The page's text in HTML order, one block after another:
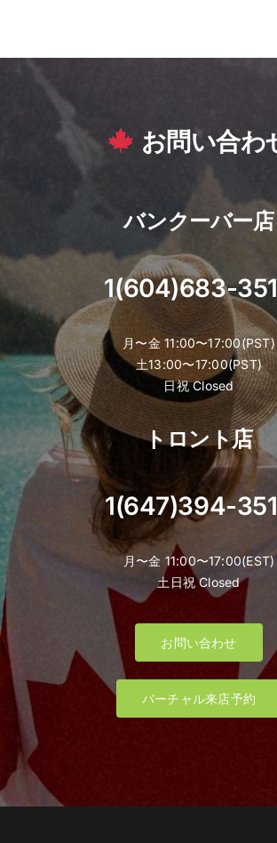
お問い合わ
バンクーバー店
1(604)683-
月〜金 11:00〜17:00(PST)
土13:00〜17:00(PST)
日祝 Closed
トロント店
1(647)394-
月〜金 11:00〜17:00(EST)
土日祝 Closed
お問い合わせ
バーチャル来店予約